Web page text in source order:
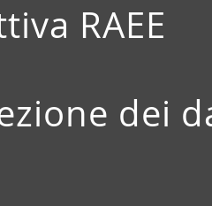
RAEE
dei